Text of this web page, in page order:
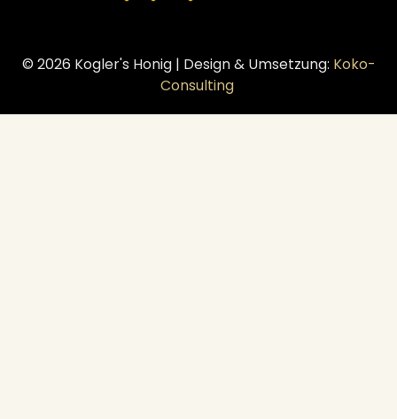
© 2026 Kogler's Honig | Design & Umsetzung: Koko-
Consulting